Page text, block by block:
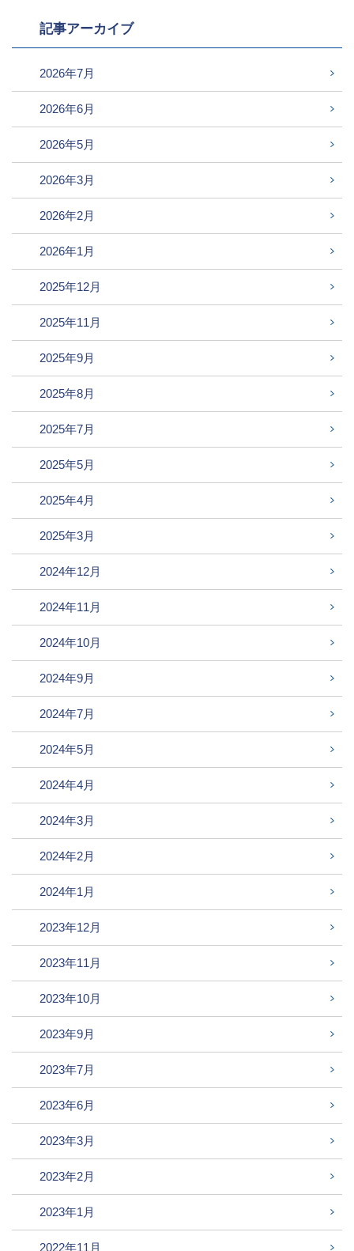
記事アーカイブ
2026年7月
2026年6月
2026年5月
2026年3月
2026年2月
2026年1月
2025年12月
2025年11月
2025年9月
2025年8月
2025年7月
2025年5月
2025年4月
2025年3月
2024年12月
2024年11月
2024年10月
2024年9月
2024年7月
2024年5月
2024年4月
2024年3月
2024年2月
2024年1月
2023年12月
2023年11月
2023年10月
2023年9月
2023年7月
2023年6月
2023年3月
2023年2月
2023年1月
2022年11月